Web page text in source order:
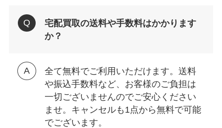
宅配買取の送料や手数料はかかります
か？
全て無料でご利用いただけます。送料
や振込手数料など、お客様のご負担は
一切ございませんのでご安心ください
ませ。キャンセルも1点から無料で可能
でございます。